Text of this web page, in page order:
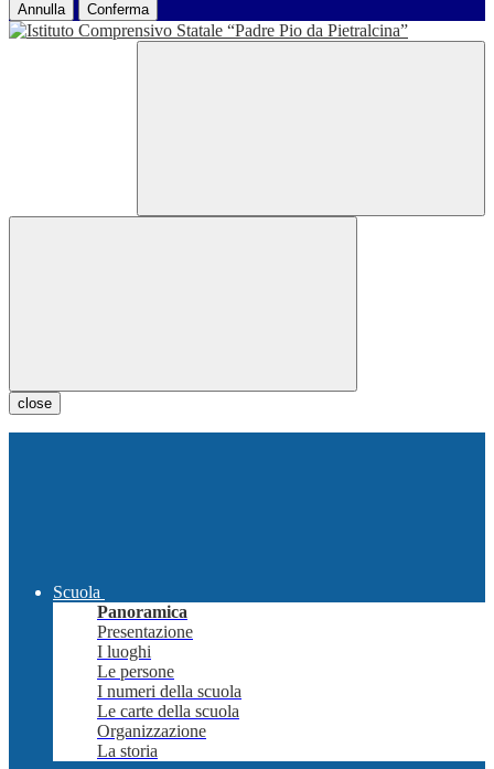
Annulla Conferma
close
Scuola
Panoramica
Presentazione
I luoghi
Le persone
I numeri della scuola
Le carte della scuola
Organizzazione
La storia